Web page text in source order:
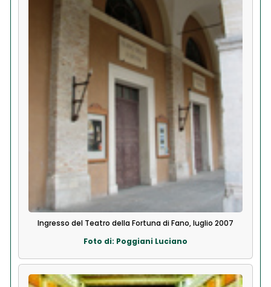
Ingresso del Teatro della Fortuna di Fano, luglio 2007
Foto di: Poggiani Luciano